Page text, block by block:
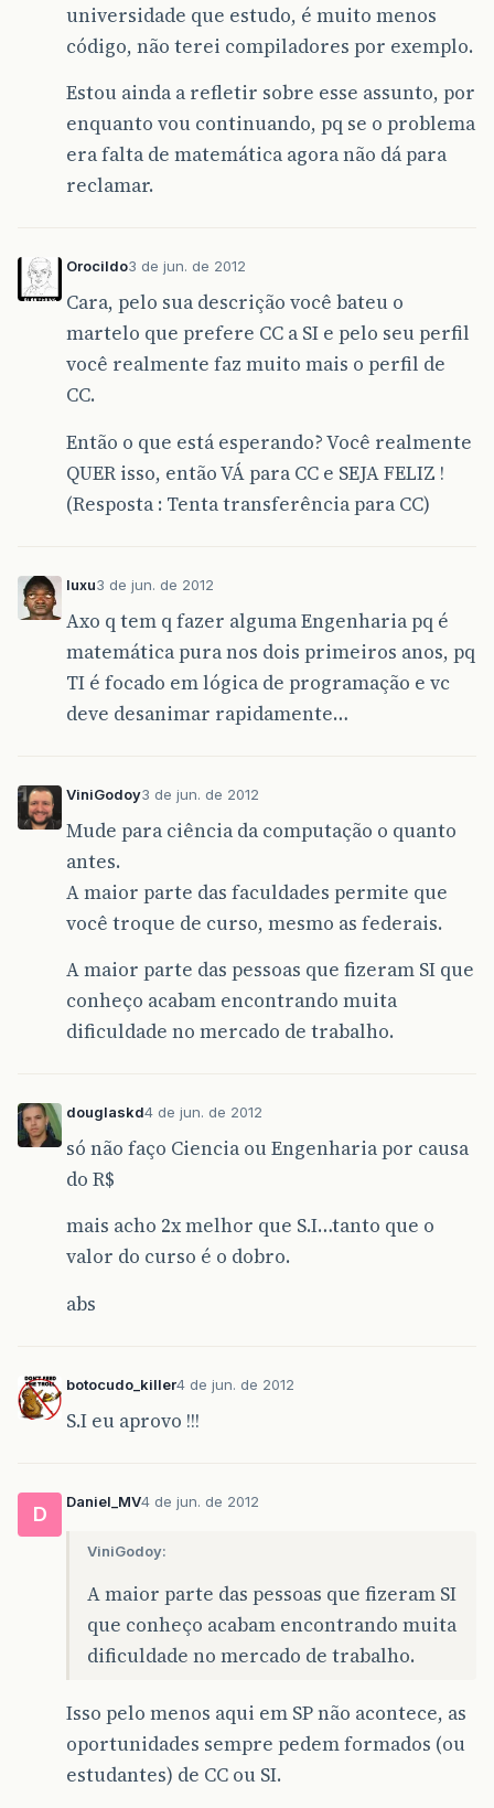
universidade que estudo, é muito menos
código, não terei compiladores por exemplo.
Estou ainda a refletir sobre esse assunto, por
enquanto vou continuando, pq se o problema
era falta de matemática agora não dá para
reclamar.
Orocildo3 de jun. de 2012
Cara, pelo sua descrição você bateu o
martelo que prefere CC a SI e pelo seu perfil
você realmente faz muito mais o perfil de
CC.
Então o que está esperando? Você realmente
QUER isso, então VÁ para CC e SEJA FELIZ !
(Resposta : Tenta transferência para CC)
luxu3 de jun. de 2012
Axo q tem q fazer alguma Engenharia pq é
matemática pura nos dois primeiros anos, pq
TI é focado em lógica de programação e vc
deve desanimar rapidamente…
ViniGodoy3 de jun. de 2012
Mude para ciência da computação o quanto
antes.
A maior parte das faculdades permite que
você troque de curso, mesmo as federais.
A maior parte das pessoas que fizeram SI que
conheço acabam encontrando muita
dificuldade no mercado de trabalho.
douglaskd4 de jun. de 2012
só não faço Ciencia ou Engenharia por causa
do R$
mais acho 2x melhor que S.I…tanto que o
valor do curso é o dobro.
abs
botocudo_killer4 de jun. de 2012
S.I eu aprovo !!!
D
Daniel_MV4 de jun. de 2012
ViniGodoy:
A maior parte das pessoas que fizeram SI
que conheço acabam encontrando muita
dificuldade no mercado de trabalho.
Isso pelo menos aqui em SP não acontece, as
oportunidades sempre pedem formados (ou
estudantes) de CC ou SI.